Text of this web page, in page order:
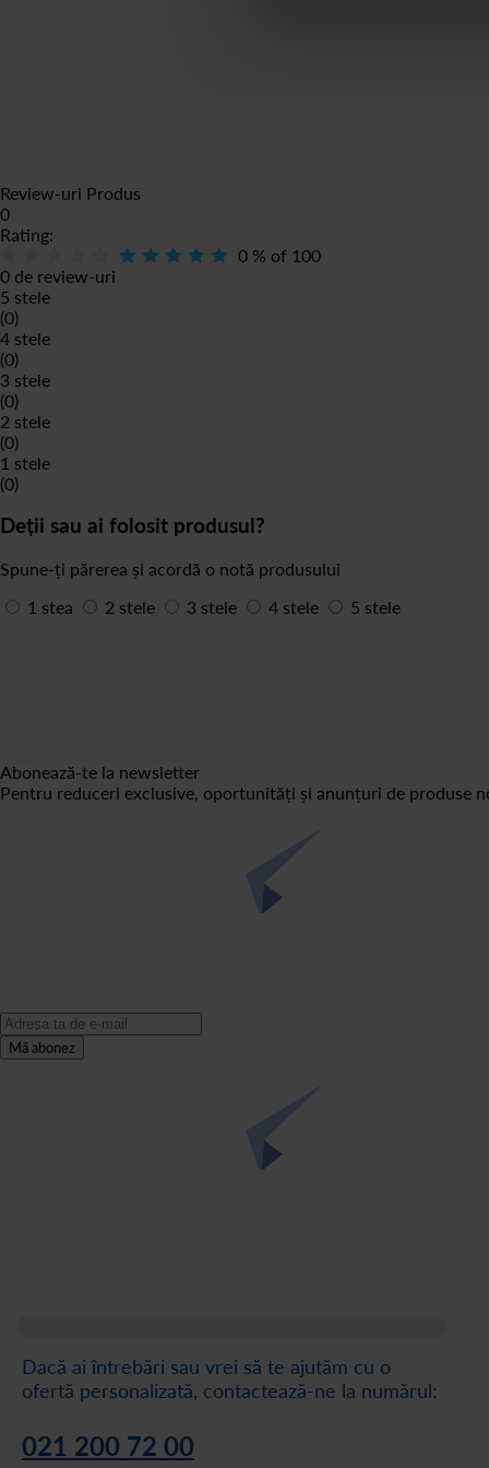
Review-uri Produs
0
Rating:
0 % of 100
0 de review-uri
5 stele
(0)
4 stele
(0)
3 stele
(0)
2 stele
(0)
1 stele
(0)
Deții sau ai folosit produsul?
Spune-ți părerea și acordă o notă produsului
1 stea
2 stele 3 stele 4 stele 5 stele
Abonează-te la newsletter
Pentru reduceri exclusive, oportunități și anunțuri de produse
Mă abonez
Dacă ai întrebări sau vrei să te ajutăm cu o
ofertă personalizată, contactează-ne la numărul:
021 200 72 00